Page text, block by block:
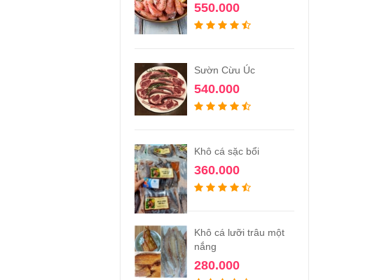
550.000
Sườn Cừu Úc
540.000
Khô cá sặc bổi
360.000
Khô cá lưỡi trâu một
nắng
280.000